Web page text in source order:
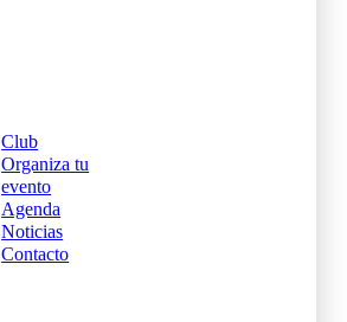
Club
Organiza tu
evento
Agenda
Noticias
Contacto